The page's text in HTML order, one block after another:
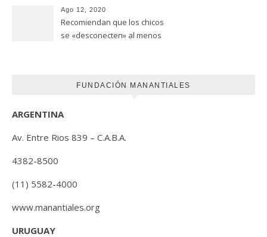
(FUNDACION MANANTIALES)
Ago 12, 2020
Recomiendan que los chicos
se «desconecten» al menos
FUNDACIÓN MANANTIALES
ARGENTINA
Av. Entre Rios 839 – C.A.B.A.
4382-8500
(11) 5582-4000
www.manantiales.org
URUGUAY